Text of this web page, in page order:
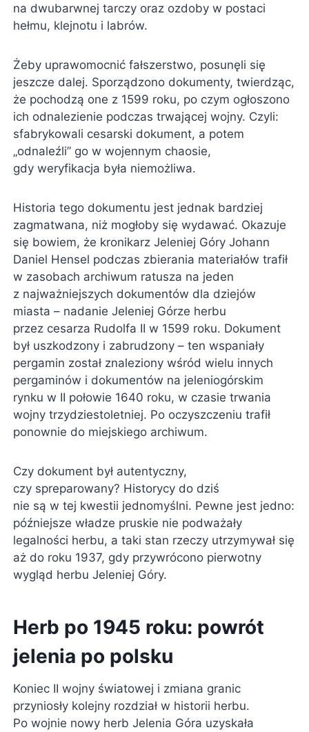
na dwubarwnej tarczy oraz ozdoby w postaci
hełmu, klejnotu i labrów.
Żeby uprawomocnić fałszerstwo, posunęli się
jeszcze dalej. Sporządzono dokumenty, twierdząc,
że pochodzą one z 1599 roku, po czym ogłoszono
ich odnalezienie podczas trwającej wojny. Czyli:
sfabrykowali cesarski dokument, a potem
„odnaleźli” go w wojennym chaosie,
gdy weryfikacja była niemożliwa.
Historia tego dokumentu jest jednak bardziej
zagmatwana, niż mogłoby się wydawać. Okazuje
się bowiem, że kronikarz Jeleniej Góry Johann
Daniel Hensel podczas zbierania materiałów trafił
w zasobach archiwum ratusza na jeden
z najważniejszych dokumentów dla dziejów
miasta – nadanie Jeleniej Górze herbu
przez cesarza Rudolfa II w 1599 roku. Dokument
był uszkodzony i zabrudzony – ten wspaniały
pergamin został znaleziony wśród wielu innych
pergaminów i dokumentów na jeleniogórskim
rynku w II połowie 1640 roku, w czasie trwania
wojny trzydziestoletniej. Po oczyszczeniu trafił
ponownie do miejskiego archiwum.
Czy dokument był autentyczny,
czy spreparowany? Historycy do dziś
nie są w tej kwestii jednomyślni. Pewne jest jedno:
późniejsze władze pruskie nie podważały
legalności herbu, a taki stan rzeczy utrzymywał się
aż do roku 1937, gdy przywrócono pierwotny
wygląd herbu Jeleniej Góry.
Herb po 1945 roku: powrót
jelenia po polsku
Koniec II wojny światowej i zmiana granic
przyniosły kolejny rozdział w historii herbu.
Po wojnie nowy herb Jelenia Góra uzyskała